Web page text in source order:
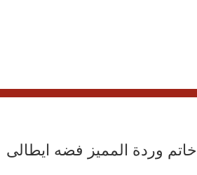
خاتم وردة المميز فضه ايطالى